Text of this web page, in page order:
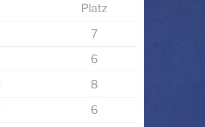
Platz
7
6
8
6